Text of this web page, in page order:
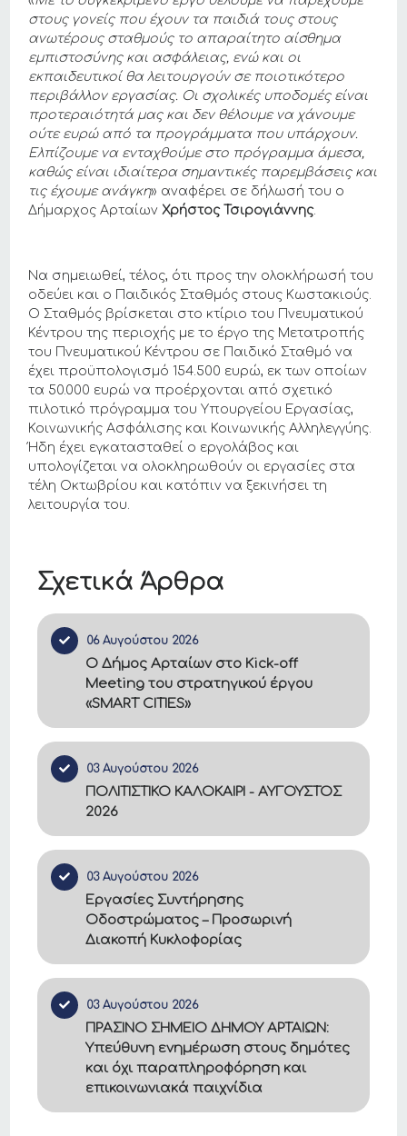
Σχετικά Άρθρα
06 Αυγούστου 2026
Ο Δήμος Αρταίων στο Kick-off
Meeting του στρατηγικού έργου
«SMART CITIES»
03 Αυγούστου 2026
ΠΟΛΙΤΙΣΤΙΚΟ ΚΑΛΟΚΑΙΡΙ - ΑΥΓΟΥΣΤΟΣ
2026
03 Αυγούστου 2026
Εργασίες Συντήρησης
Οδοστρώματος – Προσωρινή
Διακοπή Κυκλοφορίας
03 Αυγούστου 2026
ΠΡΑΣΙΝΟ ΣΗΜΕΙΟ ΔΗΜΟΥ ΑΡΤΑΙΩΝ:
Υπεύθυνη ενημέρωση στους δημότες
και όχι παραπληροφόρηση και
επικοινωνιακά παιχνίδια
στους γονείς που έχουν τα παιδιά τους στους
ανωτέρους σταθμούς το απαραίτητο αίσθημα
εμπιστοσύνης και ασφάλειας, ενώ και οι
εκπαιδευτικοί θα λειτουργούν σε ποιοτικότερο
περιβάλλον εργασίας. Οι σχολικές υποδομές είναι
προτεραιότητά μας και δεν θέλουμε να χάνουμε
ούτε ευρώ από τα προγράμματα που υπάρχουν.
Ελπίζουμε να ενταχθούμε στο πρόγραμμα άμεσα,
καθώς είναι ιδιαίτερα σημαντικές παρεμβάσεις και
τις έχουμε ανάγκη» αναφέρει σε δήλωσή του ο
Δήμαρχος ΑρταίωνΧρήστος Τσιρογιάννης.
Να σημειωθεί, τέλος, ότι προς την ολοκλήρωσή του
οδεύει και ο Παιδικός Σταθμός στους Κωστακιούς.
Ο Σταθμός βρίσκεται στο κτίριο του Πνευματικού
Κέντρου της περιοχής με το έργο της Μετατροπής
του Πνευματικού Κέντρου σε Παιδικό Σταθμό να
έχει προϋπολογισμό 154.500 ευρώ, εκ των οποίων
τα 50.000 ευρώ να προέρχονται από σχετικό
πιλοτικό πρόγραμμα του Υπουργείου Εργασίας,
Κοινωνικής Ασφάλισης και Κοινωνικής Αλληλεγγύης.
Ήδη έχει εγκατασταθεί ο εργολάβος και
υπολογίζεται να ολοκληρωθούν οι εργασίες στα
τέλη Οκτωβρίου και κατόπιν να ξεκινήσει τη
λειτουργία του.